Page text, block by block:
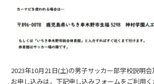
2023年10月21日(土)の男子サッカー部学校説明
お申し込みは，下記申し込みフォームをご利用く